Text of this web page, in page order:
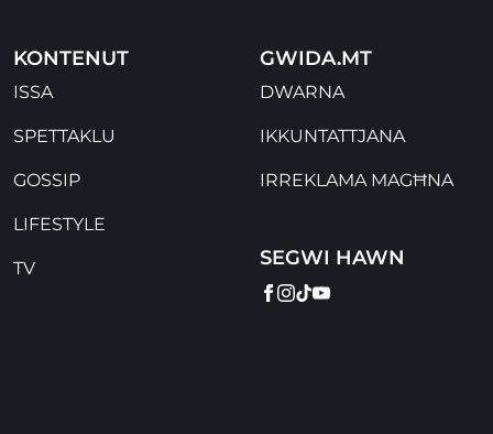
KONTENUT
ISSA
SPETTAKLU
GOSSIP
LIFESTYLE
TV
GWIDA.MT
DWARNA
IKKUNTATTJANA
IRREKLAMA MAGĦNA
SEGWI HAWN
FACEBOOK
INSTAGRAM
TIKTOK
YOUTUBE